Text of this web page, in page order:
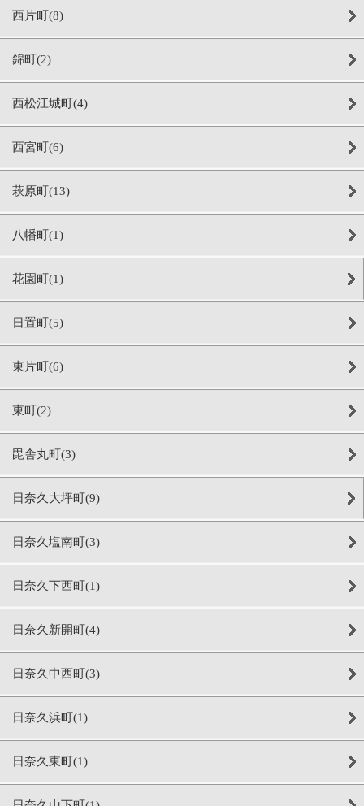
西片町(8)
錦町(2)
西松江城町(4)
西宮町(6)
萩原町(13)
八幡町(1)
花園町(1)
日置町(5)
東片町(6)
東町(2)
毘舎丸町(3)
日奈久大坪町(9)
日奈久塩南町(3)
日奈久下西町(1)
日奈久新開町(4)
日奈久中西町(3)
日奈久浜町(1)
日奈久東町(1)